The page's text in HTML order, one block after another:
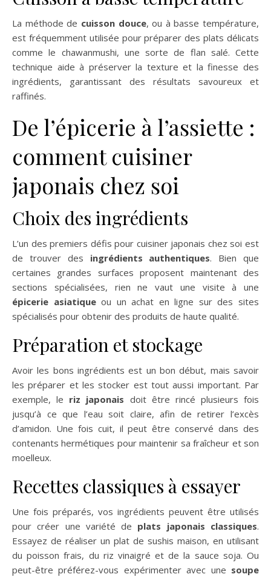
La méthode de cuisson douce, ou à basse température,
est fréquemment utilisée pour préparer des plats délicats
comme le chawanmushi, une sorte de flan salé. Cette
technique aide à préserver la texture et la finesse des
ingrédients, garantissant des résultats savoureux et
raffinés.
De l’épicerie à l’assiette :
comment cuisiner
japonais chez soi
Choix des ingrédients
L’un des premiers défis pour cuisiner japonais chez soi est
de trouver des ingrédients authentiques. Bien que
certaines grandes surfaces proposent maintenant des
sections spécialisées, rien ne vaut une visite à une
épicerie asiatiqueou un achat en ligne sur des sites
spécialisés pour obtenir des produits de haute qualité.
Préparation et stockage
Avoir les bons ingrédients est un bon début, mais savoir
les préparer et les stocker est tout aussi important. Par
exemple, le riz japonais doit être rincé plusieurs fois
jusqu’à ce que l’eau soit claire, afin de retirer l’excès
d’amidon. Une fois cuit, il peut être conservé dans des
contenants hermétiques pour maintenir sa fraîcheur et son
moelleux.
Recettes classiques à essayer
Une fois préparés, vos ingrédients peuvent être utilisés
pour créer une variété de plats japonais classiques.
Essayez de réaliser un plat de sushis maison, en utilisant
du poisson frais, du riz vinaigré et de la sauce soja. Ou
peut-être préférez-vous expérimenter avec une soupe